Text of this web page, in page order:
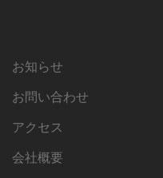
お知らせ
お問い合わせ
アクセス
会社概要